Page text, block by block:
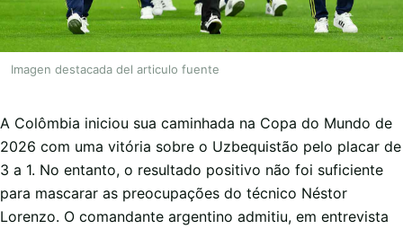
Imagen destacada del articulo fuente
A Colômbia iniciou sua caminhada na Copa do Mundo de
2026 com uma vitória sobre o Uzbequistão pelo placar de
3 a 1. No entanto, o resultado positivo não foi suficiente
para mascarar as preocupações do técnico Néstor
Lorenzo. O comandante argentino admitiu, em entrevista